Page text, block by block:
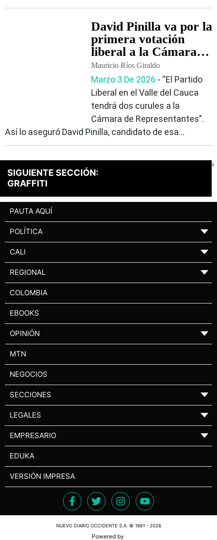
David Pinilla va por la
primera votación
liberal a la Cámara
en el Valle
Mauricio Ríos Giraldo
Marzo 3 De 2026 ‐ “El Partido
Liberal en el Valle del Cauca
tendrá dos curules a la
Cámara de Representantes”.
Así lo aseguró David Pinilla, candidato de esa...
SIGUIENTE SECCIÓN:
GRAFFITI
›
PAUTA AQUÍ
POLÍTICA ▼
CALI ▼
REGIONAL ▼
COLOMBIA
EBOOKS
OPINIÓN ▼
MTN
NEGOCIOS
SECCIONES ▼
LEGALES ▼
EMPRESARIO ▼
EDUKA
VERSIÓN IMPRESA
NUEVO DIARIO OCCIDENTE S.A. © 1961 - 2026
Powered by